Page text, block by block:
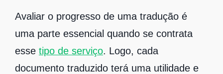
Avaliar o progresso de uma tradução é
uma parte essencial quando se contrata
esse tipo de serviço. Logo, cada
documento traduzido terá uma utilidade e